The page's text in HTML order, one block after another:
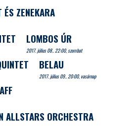
ÉS ZENEKARA
LOMBOS ÚR
2017. július 08.. 22:00, szombat
BELAU
2017. július 09.. 20:00, vasárnap
ALLSTARS ORCHESTRA